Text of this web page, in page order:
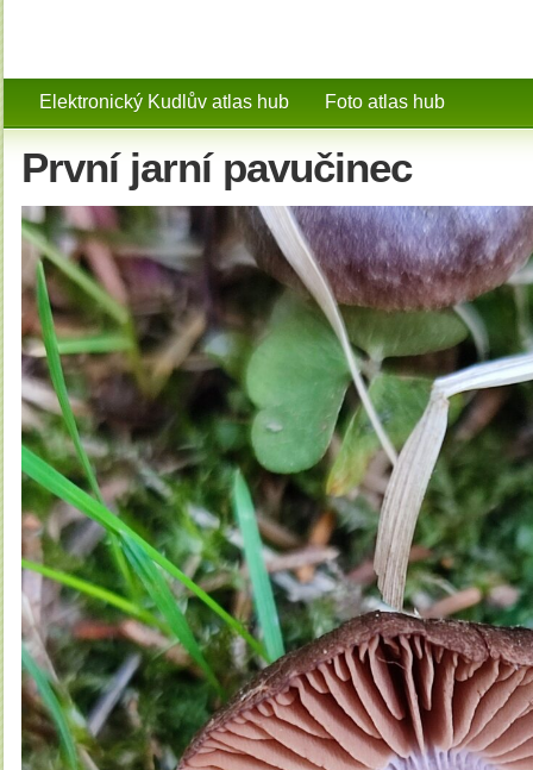
Elektronický Kudlův atlas hub Foto atlas hub
První jarní pavučinec